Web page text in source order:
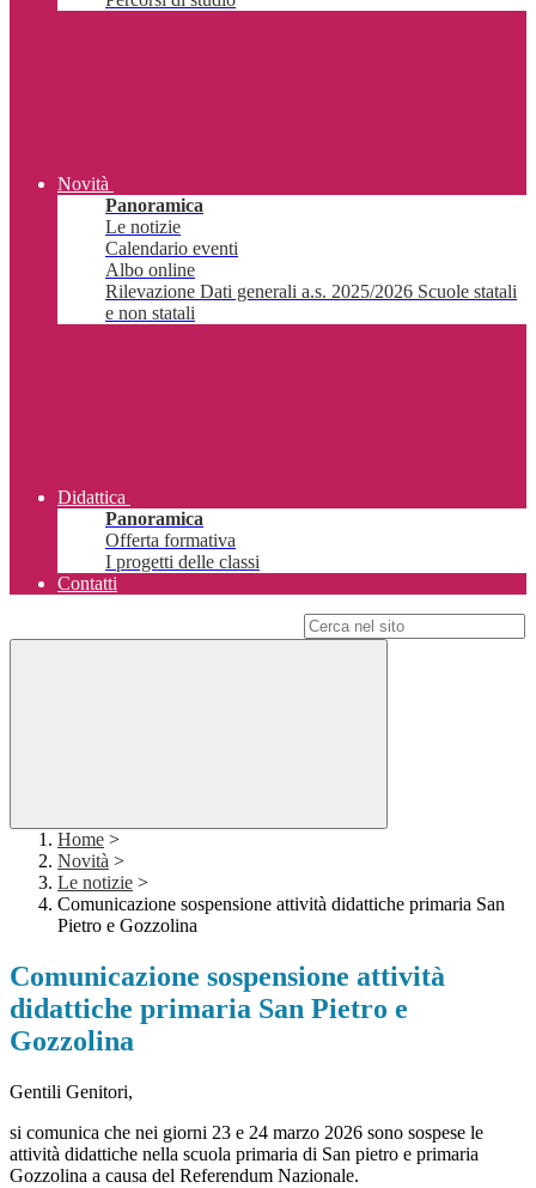
Novità
Panoramica
Le notizie
Calendario eventi
Albo online
Rilevazione Dati generali a.s. 2025/2026 Scuole statali
e non statali
Didattica
Panoramica
Offerta formativa
I progetti delle classi
Contatti
Home >
Novità >
Le notizie >
Comunicazione sospensione attività didattiche primaria San
Pietro e Gozzolina
Comunicazione sospensione attività
didattiche primaria San Pietro e
Gozzolina
Gentili Genitori,
si comunica che nei giorni 23 e 24 marzo 2026 sono sospese le
attività didattiche nella scuola primaria di San pietro e primaria
Gozzolina a causa del Referendum Nazionale.